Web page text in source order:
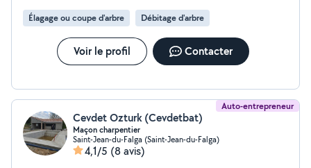
Élagage ou coupe d'arbre Débitage d'arbre
Voir le profil Contacter
Auto-entrepreneur
Cevdet Ozturk (Cevdetbat)
Maçon charpentier
Saint-Jean-du-Falga (Saint-Jean-du-Falga)
4,1/5 (8 avis)